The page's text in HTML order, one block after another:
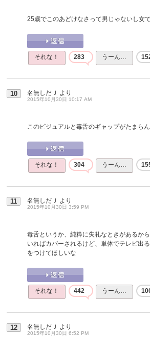
25歳でこのあどけなさって男じゃないし女
それな！ 283 うーん…
10 名無しだＪ より
2015年10月30日 10:17 AM
このビジュアルと毒舌のギャップがたまら
それな！ 304 うーん…
11 名無しだＪ より
2015年10月30日 3:59 PM
毒舌というか、純粋に失礼なときがあるか
いればカバーされるけど、単体でテレビ出
をつけてほしいな
それな！ 442 うーん…
12 名無しだＪ より
2015年10月30日 6:52 PM